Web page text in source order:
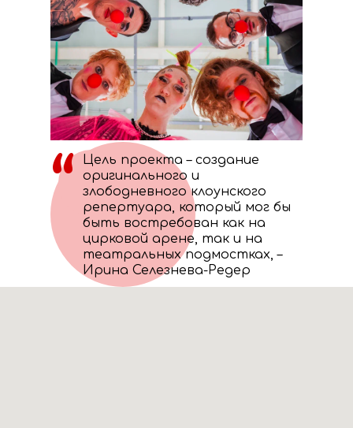
Цель проекта – создание
оригинального и
злободневного клоунского
репертуара, который мог бы
быть востребован как на
цирковой арене, так и на
театральных подмостках, –
Ирина Селезнева-Редер
“